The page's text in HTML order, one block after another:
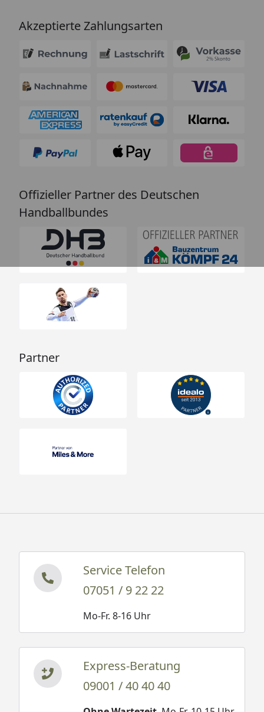
Akzeptierte Zahlungsarten
Offizieller Partner des Deutschen
Handballbundes
Partner
Service Telefon
07051 / 9 22 22
Mo-Fr. 8-16 Uhr
Express-Beratung
09001 / 40 40 40